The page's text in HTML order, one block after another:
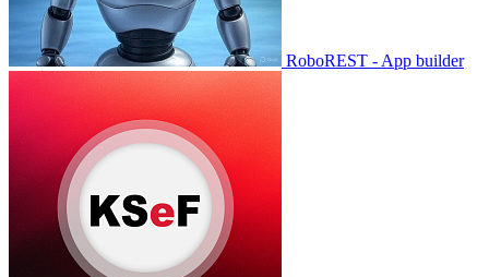
RoboREST - App builder